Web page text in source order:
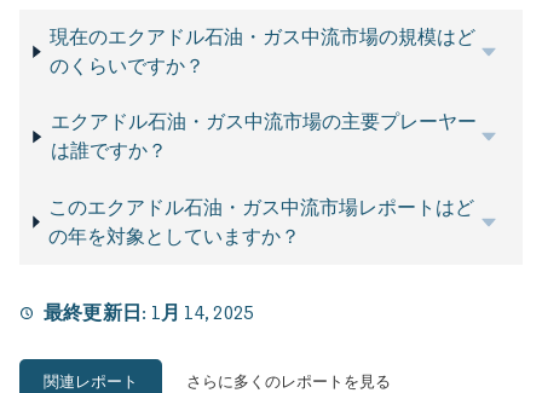
現在のエクアドル石油・ガス中流市場の規模はど
のくらいですか？
エクアドル石油・ガス中流市場の主要プレーヤー
は誰ですか？
このエクアドル石油・ガス中流市場レポートはど
の年を対象としていますか？
最終更新日: 1月 14, 2025
関連レポート さらに多くのレポートを見る